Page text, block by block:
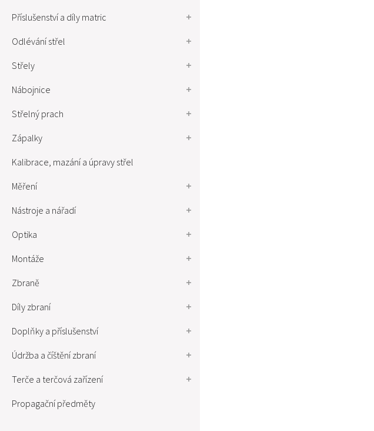
Příslušenství a díly matric
Odlévání střel
Střely
Nábojnice
Střelný prach
Zápalky
Kalibrace, mazání a úpravy střel
Měření
Nástroje a nářadí
Optika
Montáže
Zbraně
Díly zbraní
Doplňky a příslušenství
Údržba a číštění zbraní
Terče a terčová zařízení
Propagační předměty